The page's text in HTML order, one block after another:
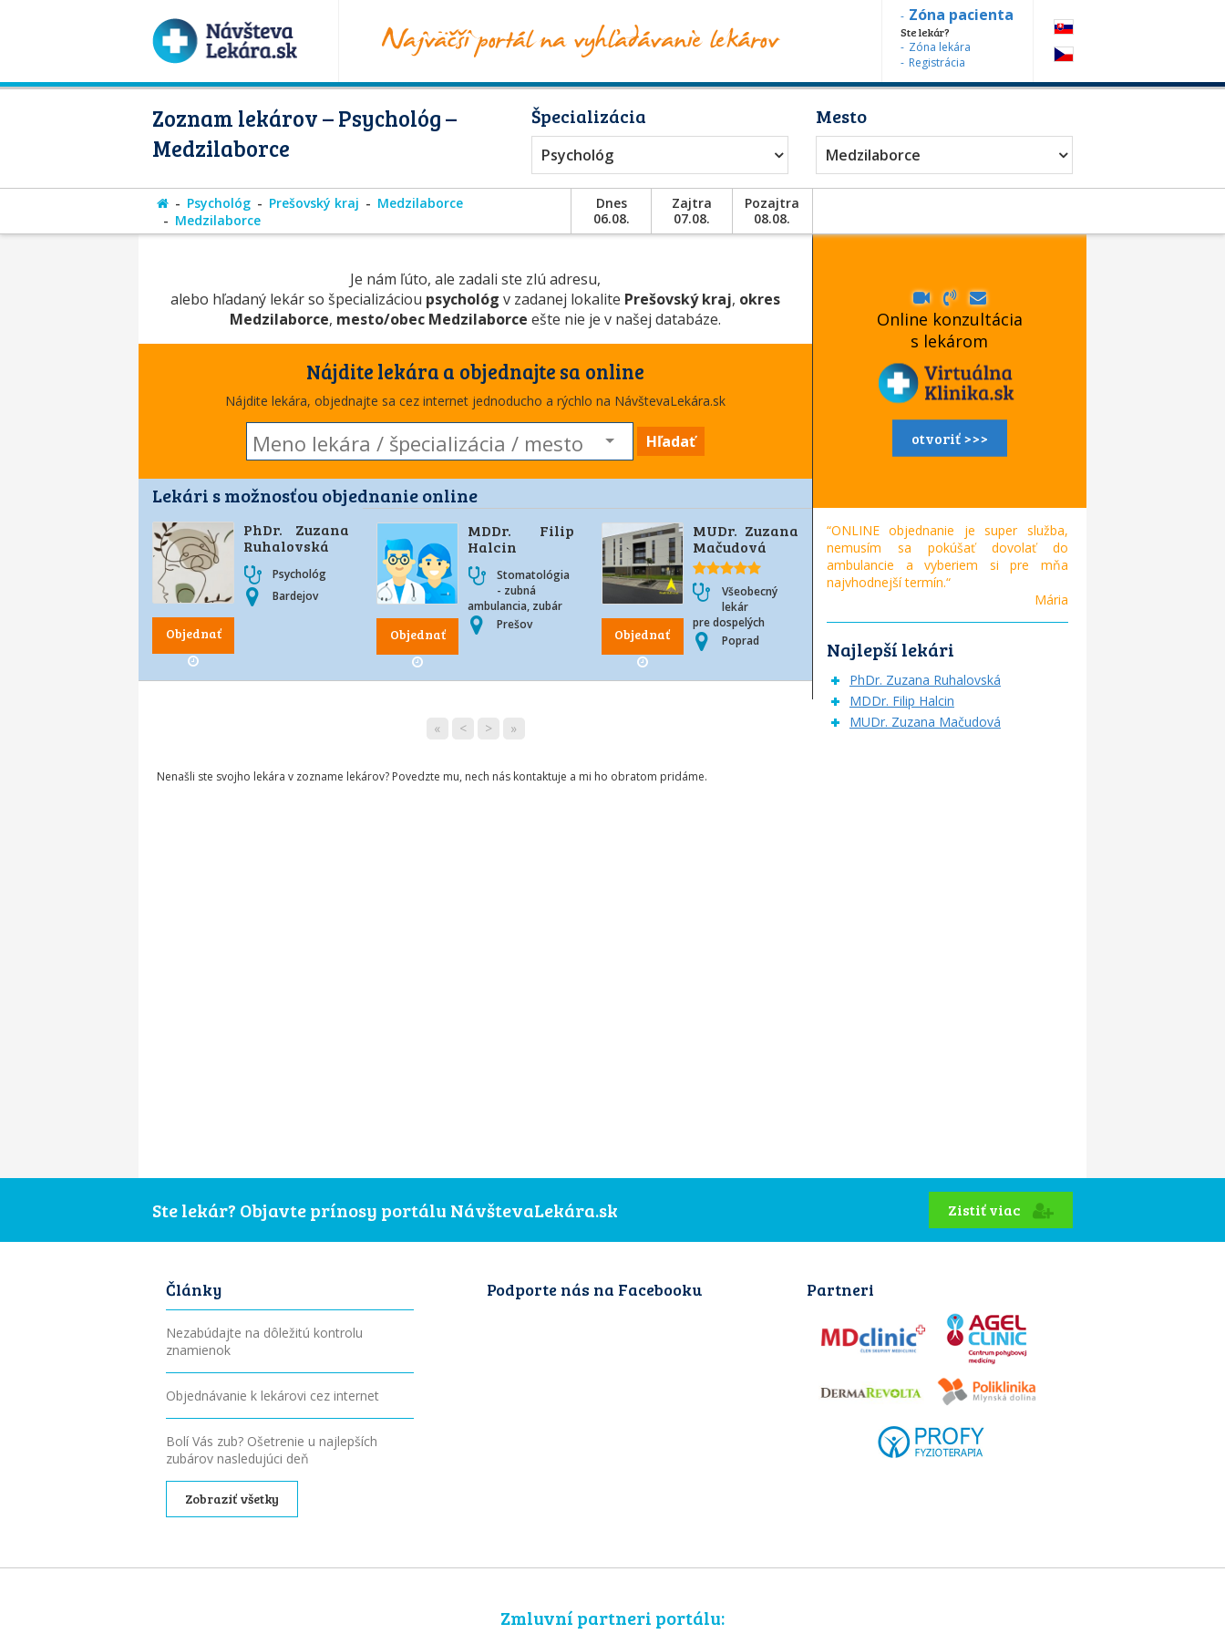
Zóna pacienta
Ste lekár?
Zóna lekára
Registrácia
Zoznam lekárov – Psychológ –
Medzilaborce
Špecializácia
Psychológ
Mesto
Medzilaborce
Psychológ Prešovský kraj
Medzilaborce
Medzilaborce
Dnes
06.08.
Zajtra
07.08.
Pozajtra
08.08.
Je nám ľúto, ale zadali ste zlú adresu,
alebo hľadaný lekár so špecializáciou psychológ v zadanej lokalite Prešovský kraj, okres
Medzilaborce, mesto/obec Medzilaborce ešte nie je v našej databáze.
Nájdite lekára a objednajte sa online
Nájdite lekára, objednajte sa cez internet jednoducho a rýchlo na NávštevaLekára.sk
Hľadať
Lekári s možnosťou objednanie online
Objednať
PhDr. Zuzana
Ruhalovská
Psychológ
Bardejov
Objednať
MDDr. Filip
Halcin
Stomatológia
- zubná
ambulancia, zubár
Prešov
Objednať
MUDr. Zuzana
Mačudová
Všeobecný
lekár
pre dospelých
Poprad
« < > »
Nenašli ste svojho lekára v zozname lekárov? Povedzte mu, nech nás kontaktuje a mi ho obratom pridáme.
Online konzultácia
s lekárom
otvoriť >>>
“ONLINE objednanie je super služba,
nemusím sa pokúšať dovolať do
ambulancie a vyberiem si pre mňa
najvhodnejší termín.“
Mária
Najlepší lekári
PhDr. Zuzana Ruhalovská
MDDr. Filip Halcin
MUDr. Zuzana Mačudová
Ste lekár? Objavte prínosy portálu NávštevaLekára.sk Zistiť viac
Články
Nezabúdajte na dôležitú kontrolu
znamienok
Objednávanie k lekárovi cez internet
Bolí Vás zub? Ošetrenie u najlepších
zubárov nasledujúci deň
Zobraziť všetky
Podporte nás na Facebooku Partneri
Zmluvní partneri portálu: